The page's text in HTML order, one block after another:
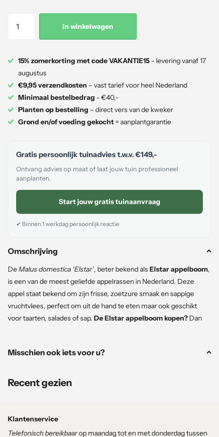
In winkelwagen
15% zomerkorting met code VAKANTIE15 - levering vanaf 17
augustus
€9,95 verzendkosten – vast tarief voor heel Nederland
Minimaal bestelbedrag - €40,-
Planten op bestelling – direct vers van de kweker
Grond en/of voeding gekocht= aanplantgarantie
Gratis persoonlijk tuinadvies t.w.v.€149,-
Ontvang advies op maat of laat jouw tuin professioneel
aanplanten.
Start jouw gratis tuinaanvraag
✔ Binnen 1 werkdag persoonlijk reactie
Omschrijving
DeMalus domestica ‘Elstar’, beter bekend alsElstar appelboom,
is een van de meest geliefde appelrassen in Nederland. Deze
appel staat bekend om zijn frisse, zoetzure smaak en sappige
vruchtvlees, perfect om uit de hand te eten maar ook geschikt
voor taarten, salades of sap. De Elstar appelboom kopen? Dan
haagelement/rek van circa 150 cm hoog en 50 cm breed
Misschien ook iets voor u?
Recent gezien
Klantenservice
Telefonisch bereikbaarop maandag tot en met donderdag tussen